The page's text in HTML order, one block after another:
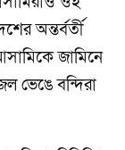
অন্তর্বর্তী
জামিনে
ভেঙে বন্দিরা